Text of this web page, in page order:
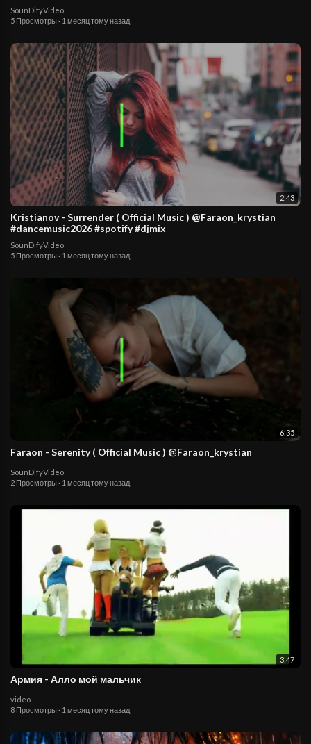
SounDifyVideo
5 Просмотры · 1 месяц тому назад
2:43
Kristianov - Surrender ( Official Music ) @Faraon_krystian
#dancemusic2026 #spotify #djmix
SounDifyVideo
5 Просмотры · 1 месяц тому назад
6:35
Faraon - Serenity ( Official Music ) @Faraon_krystian
SounDifyVideo
2 Просмотры · 1 месяц тому назад
3:47
Армия - Алло мой мальчик
video
8 Просмотры · 1 месяц тому назад